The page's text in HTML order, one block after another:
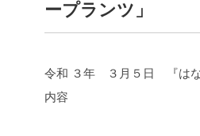
ープランツ」
令和 ３年 ３月５日 『は
内容